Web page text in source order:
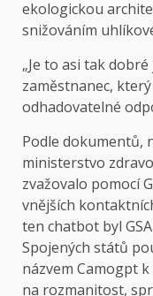
ekologickou
snižováním
„Je to asi tak
zaměstnanec,
odhadovatelné
Podle dokumentů,
ministerstvo
zvažovalo pomocí
vnějších
ten chatbot byl
Spojených států
názvem Camogpt
na rozmanitost,